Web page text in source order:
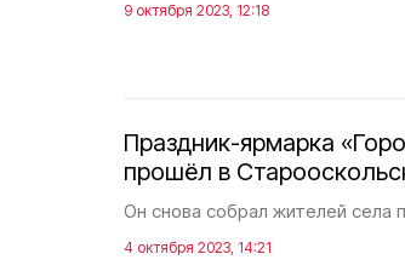
9 октября 2023, 12:18
Праздник-ярмарка
прошёл в
Он снова собрал жителей села
4 октября 2023, 14:21